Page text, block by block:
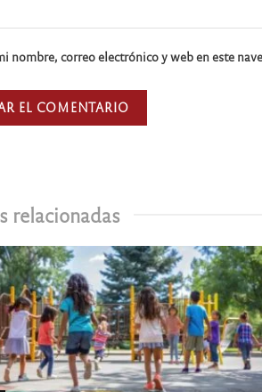
relacionadas
nombre, correo electrónico y web en este